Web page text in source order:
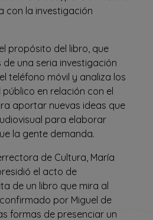
con la investigación
propósito del libro, que
una seria investigación
teléfono móvil y analiza los
en relación con el
aportar nuevas ideas que
para elaborar
la gente demanda.
de Cultura, María
el acto de
de un libro que mira al
por Miguel de
formas de presenciar un